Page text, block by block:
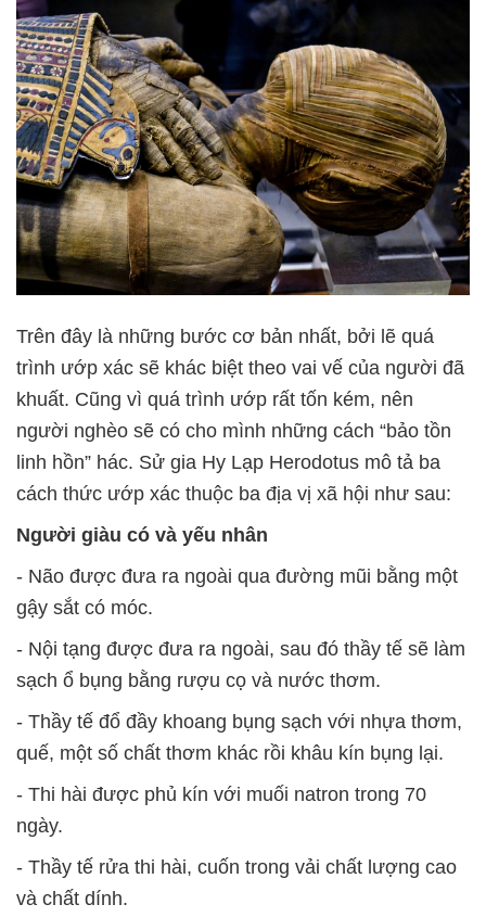
Trên đây là những bước cơ bản nhất, bởi lẽ quá
trình ướp xác sẽ khác biệt theo vai vế của người đã
khuất. Cũng vì quá trình ướp rất tốn kém, nên
người nghèo sẽ có cho mình những cách “bảo tồn
linh hồn” hác. Sử gia Hy Lạp Herodotus mô tả ba
cách thức ướp xác thuộc ba địa vị xã hội như sau:
Người giàu có và yếu nhân
- Não được đưa ra ngoài qua đường mũi bằng một
gậy sắt có móc.
- Nội tạng được đưa ra ngoài, sau đó thầy tế sẽ làm
sạch ổ bụng bằng rượu cọ và nước thơm.
- Thầy tế đổ đầy khoang bụng sạch với nhựa thơm,
quế, một số chất thơm khác rồi khâu kín bụng lại.
- Thi hài được phủ kín với muối natron trong 70
ngày.
- Thầy tế rửa thi hài, cuốn trong vải chất lượng cao
và chất dính.